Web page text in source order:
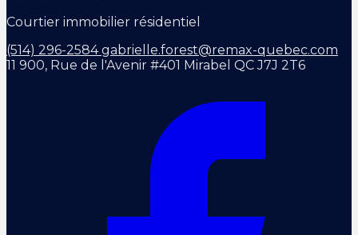
Courtier immobilier résidentiel
(514) 296-2584gabrielle.forest@remax-quebec.com
11 900, Rue de l'Avenir #401 Mirabel QC J7J 2T6